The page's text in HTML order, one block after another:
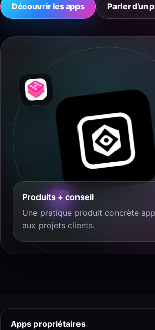
Découvrir les apps Parler d’un
Produits + conseil
Une pratique produit concrète
aux projets clients.
Apps propriétaires